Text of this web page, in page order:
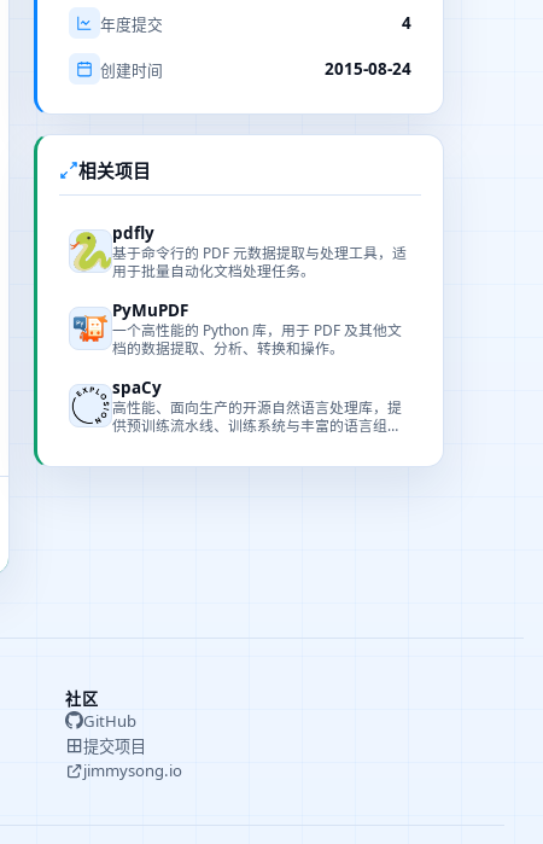
年度提交 4
创建时间 2015-08-24
相关项目
pdfly
基于命令行的 PDF 元数据提取与处理工具，适
用于批量自动化文档处理任务。
PyMuPDF
一个高性能的 Python 库，用于 PDF 及其他文
档的数据提取、分析、转换和操作。
spaCy
高性能、面向生产的开源自然语言处理库，提
供预训练流水线、训练系统与丰富的语言组
社区
GitHub
提交项目
jimmysong.io